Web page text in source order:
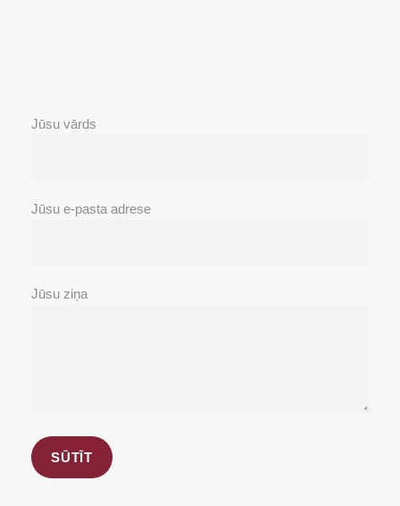
Jūsu vārds
Jūsu e-pasta adrese
Jūsu ziņa